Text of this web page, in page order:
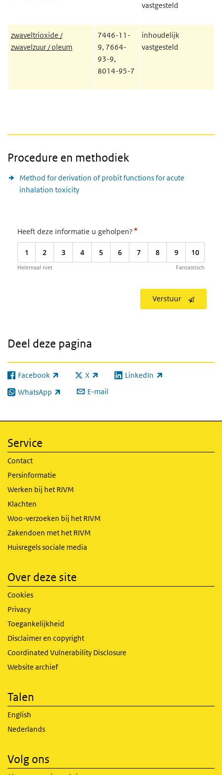
vastgesteld
zwaveltrioxide /
zwavelzuur / oleum
7446-11-
9, 7664-
93-9,
8014-95-7
inhoudelijk
vastgesteld
Procedure en methodiek
Method for derivation of probit functions for acute
inhalation toxicity
Heeft deze informatie u geholpen?*
1 2 3 4 5 6 7 8 9 10
Helemaal niet Fantastisch
Verstuur
Deel deze pagina
Facebook
(externe link) X
(externe link) LinkedIn
(externe link)
WhatsApp
(externe link) E-mail
Service
Contact
Persinformatie
Werken bij het RIVM
Klachten
Woo-verzoeken bij het RIVM
Zakendoen met het RIVM
Huisregels sociale media
Over deze site
Cookies
Privacy
Toegankelijkheid
Disclaimer en copyright
Coordinated Vulnerability Disclosure
Website archief
Talen
English
Nederlands
Volg ons